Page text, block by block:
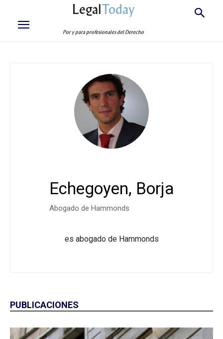
LegalToday
Por y para profesionales del Derecho
Echegoyen, Borja
Abogado de Hammonds
es abogado de Hammonds
PUBLICACIONES